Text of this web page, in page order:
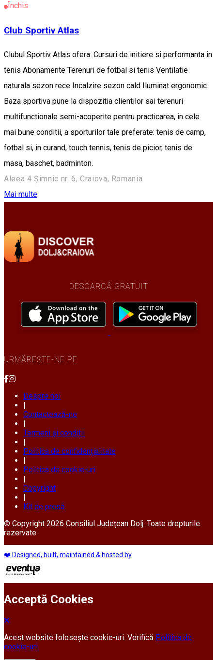
Închis
Club Sportiv Atlas
Clubul Sportiv Atlas ofera: Cursuri de initiere si performanta in
tenis Abonamente Terenuri de fotbal si tenis Ventilatie
naturala sezon rece Incalzire sezon cald Iluminat ergonomic
Baza sportiva pune la dispozitia clientilor sai terenuri
multifunctionale semi-acoperite pentru practicarea, in cele
mai bune conditii, a sporturilor tale preferate: tenis de camp,
fotbal si, in curand, touch tennis, tenis de picior, tenis de
masa, baschet, badminton.
Aleea 4 Șimnic nr. 6, Craiova, Romania
Mai multe
DESCARCĂ GRATUIT
URMĂREȘTE-NE PE
Despre noi
|
Contactează-ne
|
Termeni și condiții
|
Politica de confidențialitate
|
Politica de cookie-uri
|
Copyright
|
Kit de presă
© Copyright 2026 Consiliul Județean Dolj. Toate drepturile
rezervate
❤️ Designed, built, maintained & hosted by
Acceptă Cookies
Acest website folosește cookie-uri. Verifică Politica de
cookie-uri